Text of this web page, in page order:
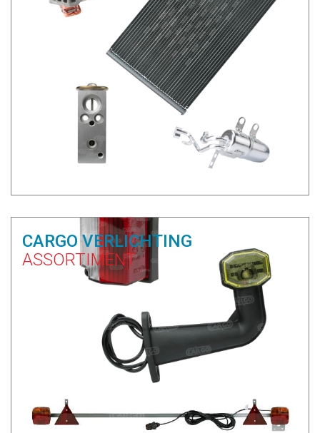
CARGO VERLICHTING
ASSORTIMENT